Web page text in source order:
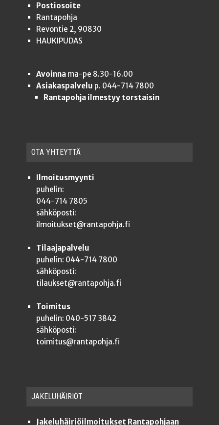
Postiosoite
Rantapohja
Revontie 2, 90830
HAUKIPUDAS
Avoinnama-pe 8.30-16.00
Asiakaspalvelu p. 044-714 7800
Rantapohja ilmestyy torstaisin
OTA YHTEYT­TÄ
Ilmoitusmyynti
puhelin:
044-714 7805
sähköposti:
ilmoitukset@rantapohja.fi
Tilaajapalvelu
puhelin: 044-714 7800
sähköposti:
tilaukset@rantapohja.fi
Toimitus
puhelin: 040-517 3842
sähköposti:
toimitus@rantapohja.fi
JAKE­LU­HÄI­RIÖT
Jakeluhäiriöilmoitukset Rantapohjaan